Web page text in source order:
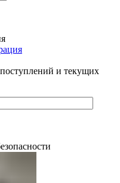
и текущих